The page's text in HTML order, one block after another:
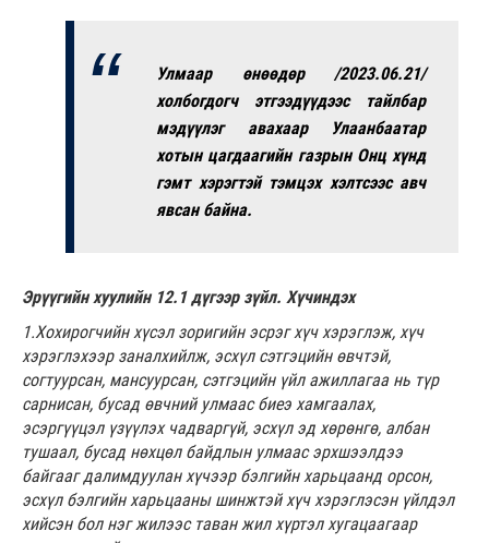
Улмаар өнөөдөр /2023.06.21/
холбогдогч этгээдүүдээс тайлбар
мэдүүлэг авахаар Улаанбаатар
хотын цагдаагийн газрын Онц хүнд
гэмт хэрэгтэй тэмцэх хэлтсээс авч
явсан байна.
Эрүүгийн хуулийн 12.1 дүгээр зүйл. Хүчиндэх
1.Хохирогчийн хүсэл зоригийн эсрэг хүч хэрэглэж, хүч
хэрэглэхээр заналхийлж, эсхүл сэтгэцийн өвчтэй,
согтуурсан, мансуурсан, сэтгэцийн үйл ажиллагаа нь түр
сарнисан, бусад өвчний улмаас биеэ хамгаалах,
эсэргүүцэл үзүүлэх чадваргүй, эсхүл эд хөрөнгө, албан
тушаал, бусад нөхцөл байдлын улмаас эрхшээлдээ
байгааг далимдуулан хүчээр бэлгийн харьцаанд орсон,
эсхүл бэлгийн харьцааны шинжтэй хүч хэрэглэсэн үйлдэл
хийсэн бол нэг жилээс таван жил хүртэл хугацаагаар